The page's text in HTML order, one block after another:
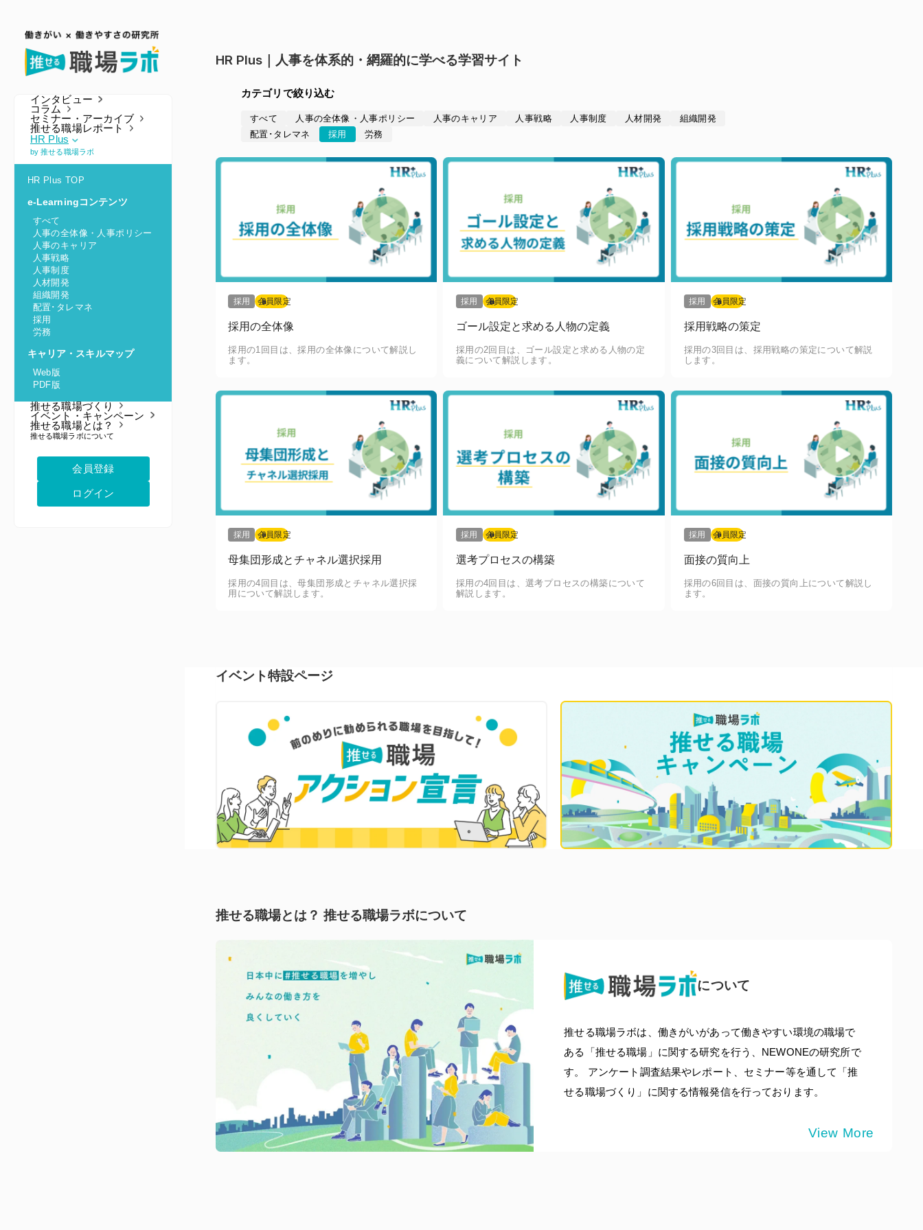
インタビュー
コラム
セミナー・アーカイブ
推せる職場レポート
HR Plus
by 推せる職場ラボ
HR Plus TOP
e-Learningコンテンツ
すべて
人事の全体像・人事ポリシー
人事のキャリア
人事戦略
人事制度
人材開発
組織開発
配置･タレマネ
採用
労務
キャリア・スキルマップ
Web版
PDF版
推せる職場づくり
イベント・キャンペーン
推せる職場とは？
推せる職場ラボについて
会員登録
ログイン
HR Plus｜人事を体系的・網羅的に学べる学習サイト
カテゴリで絞り込む
すべて 人事の全体像・人事ポリシー 人事のキャリア 人事戦略 人事制度 人材開発
組織開発
配置･タレマネ
採用 労務
採用 会員限定
採用の全体像
採用の1回目は、採用の全体像について解説し
ます。
採用 会員限定
ゴール設定と求める人物の定義
採用の2回目は、ゴール設定と求める人物の定
義について解説します。
採用 会員限定
採用戦略の策定
採用の3回目は、採用戦略の策定について解説
します。
採用 会員限定
母集団形成とチャネル選択採用
採用の4回目は、母集団形成とチャネル選択採
用について解説します。
採用 会員限定
選考プロセスの構築
採用の4回目は、選考プロセスの構築について
解説します。
採用 会員限定
面接の質向上
採用の6回目は、面接の質向上について解説し
ます。
イベント特設ページ
推せる職場とは？ 推せる職場ラボについて
について
推せる職場ラボは、働きがいがあって働きやすい環境の職場で
ある「推せる職場」に関する研究を行う、NEWONEの研究所で
す。 アンケート調査結果やレポート、セミナー等を通して「推
せる職場づくり」に関する情報発信を行っております。
View More